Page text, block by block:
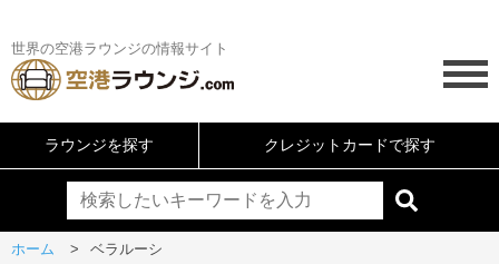
世界の空港ラウンジの情報サイト
ラウンジを探す クレジットカードで探す
ホーム ベラルーシ